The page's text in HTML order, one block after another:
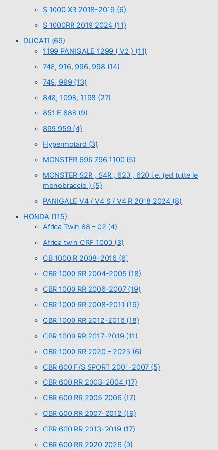
S 1000 XR 2018-2019 (6)
S 1000RR 2019 2024 (11)
DUCATI (69)
1199 PANIGALE 1299 ( V2 ) (11)
748, 916, 996, 998 (14)
749, 999 (13)
848, 1098, 1198 (27)
851 E 888 (9)
899 959 (4)
Hypermotard (3)
MONSTER 696 796 1100 (5)
MONSTER S2R , S4R , 620 , 620 i.e. (ed tutte le
monobraccio ) (5)
PANIGALE V4 / V4 S / V4 R 2018 2024 (8)
HONDA (115)
Africa Twin 88 – 02 (4)
Africa twin CRF 1000 (3)
CB 1000 R 2008-2016 (6)
CBR 1000 RR 2004-2005 (18)
CBR 1000 RR 2006-2007 (19)
CBR 1000 RR 2008-2011 (19)
CBR 1000 RR 2012-2016 (18)
CBR 1000 RR 2017-2019 (11)
CBR 1000 RR 2020 – 2025 (6)
CBR 600 F/S SPORT 2001-2007 (5)
CBR 600 RR 2003-2004 (17)
CBR 600 RR 2005 2006 (17)
CBR 600 RR 2007-2012 (19)
CBR 600 RR 2013-2019 (17)
CBR 600 RR 2020 2026 (9)